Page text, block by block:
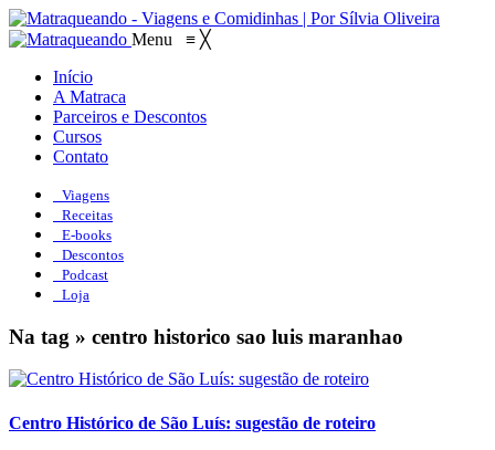
Menu ≡ ╳
Início
A Matraca
Parceiros e Descontos
Cursos
Contato
Viagens
Receitas
E-books
Descontos
Podcast
Loja
Na tag » centro historico sao luis maranhao
Centro Histórico de São Luís: sugestão de roteiro